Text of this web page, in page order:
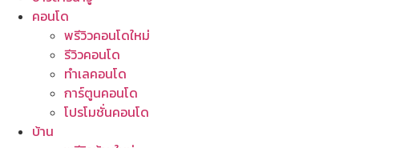
คอนโด
พรีวิวคอนโดใหม่
รีวิวคอนโด
ทำเลคอนโด
การ์ตูนคอนโด
โปรโมชั่นคอนโด
บ้าน